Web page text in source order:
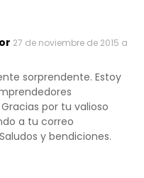
27 de noviembre de 2015 a
sorprendente. Estoy
por tu valioso
a tu correo
y bendiciones.